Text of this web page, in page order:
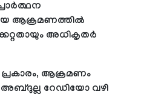
ആക്രമണത്തില്‍
അധികൃതര്‍
പ്രകാരം, ആക്രമണം
അബ്ദുല്ല റേഡിയോ വഴി